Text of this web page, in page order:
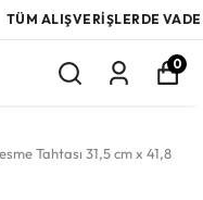
3 TAKSİT
0
Tahtası 31,5 cm x 41,8